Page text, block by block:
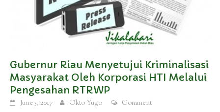
Gubernur Riau Menyetujui Kriminalisasi
Masyarakat Oleh Korporasi HTI Melalui
Pengesahan RTRWP
June 5, 2017 Okto Yugo
Comment